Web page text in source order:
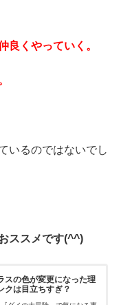
良くやっていく。
いるのではないでし
ススメです(^^)
スの色が変更になった理
クは目立ちすぎ？